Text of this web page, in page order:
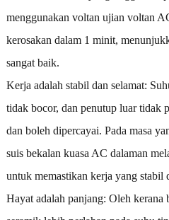
menggunakan voltan ujian voltan
kerosakan dalam 1 minit,
sangat baik.
Kerja adalah stabil dan selamat:
tidak bocor, dan penutup luar tidak
dan boleh dipercayai. Pada masa
suis bekalan kuasa AC dalaman
untuk memastikan kerja yang stabil
Hayat adalah panjang: Oleh kerana